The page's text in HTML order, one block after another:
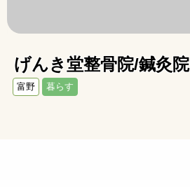
げんき堂整骨院/鍼灸院
富野 暮らす